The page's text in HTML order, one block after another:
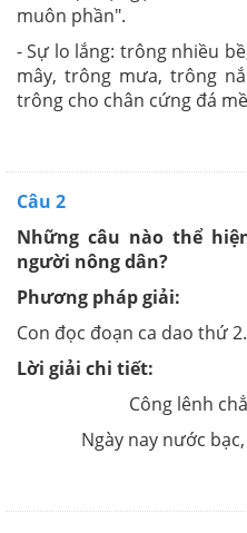
muôn phần".
- Sự lo lắng: trông nhiều
mây, trông mưa, trông
trông cho chân cứng đá
Câu 2
Những câu nào thể
người nông dân?
Phương pháp giải:
Con đọc đoạn ca dao thứ 2.
Lời giải chi tiết:
Công lênh
Ngày nay nước